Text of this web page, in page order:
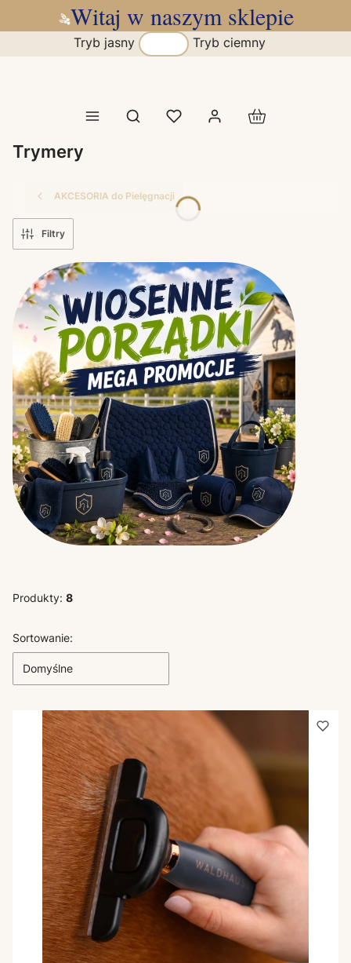
Witaj w naszym sklepie
Tryb jasny Tryb ciemny
Otwórz wyszukiwarkę Produkty w
Trymery
AKCESORIA do Pielęgnacji
Filtry
Produkty: 8
Lista produktów
Sortowanie:
Domyślne